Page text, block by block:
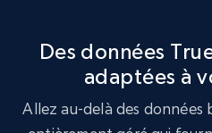
Des données
adaptées à
Allez au-delà des données